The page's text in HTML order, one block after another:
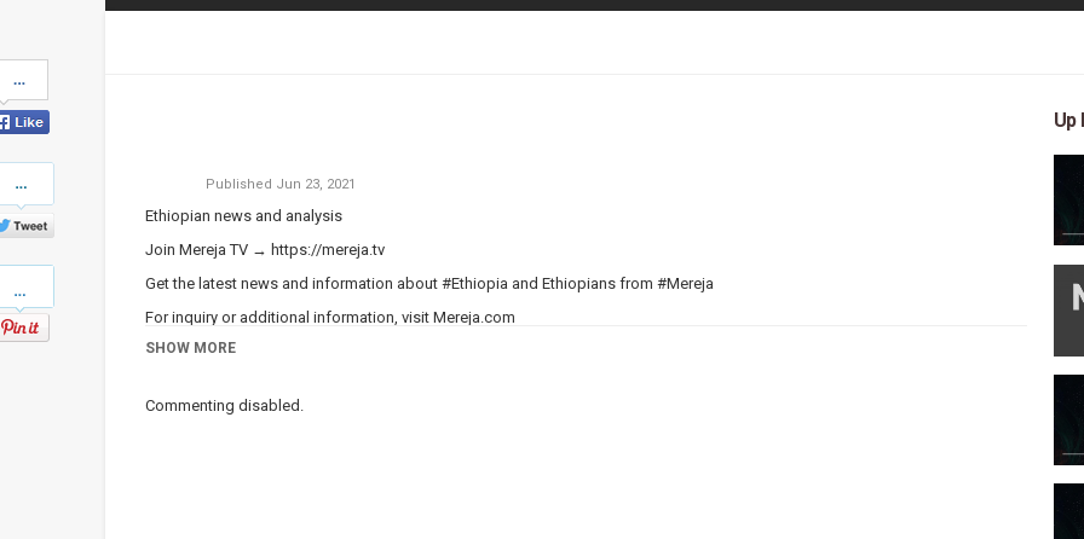
on
Facebook
on
Twitter
Published Jun 23, 2021
Ethiopian news and analysis
Join Mereja TV → https://mereja.tv
Get the latest news and information about #Ethiopia and Ethiopians from #Mereja
For inquiry or additional information, visit Mereja.com
Mereja presents Ethiopian news, Ethiopian music, sports, arts, and entertainment
Category ነጭ ነጯን ከዘመዴ ጋር | Zemede on Mereja TV
SHOW MORE
Commenting disabled.
Up